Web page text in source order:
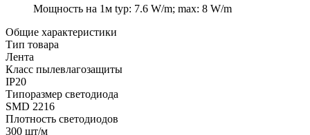
Мощность на 1м typ: 7.6 W/m; max: 8 W/m
Общие характеристики
Тип товара
Лента
Класс пылевлагозащиты
IP20
Типоразмер светодиода
SMD 2216
Плотность светодиодов
300 шт/м